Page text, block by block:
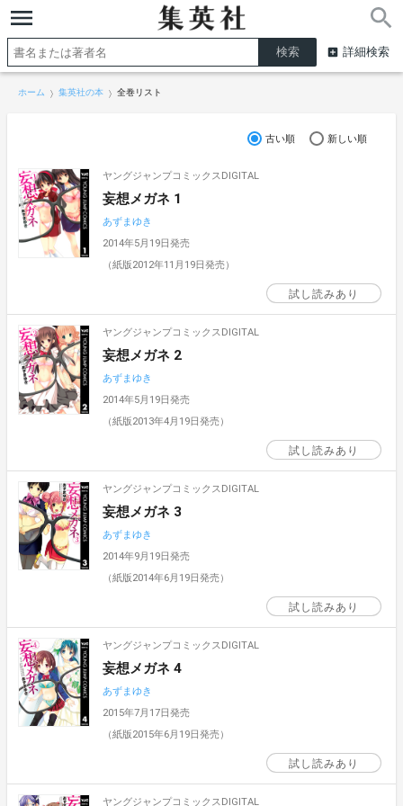
詳細検索
ホーム 集英社の本 全巻リスト
古い順 新しい順
ヤングジャンプコミックスDIGITAL
妄想メガネ 1
あずまゆき
2014年5月19日発売
（紙版2012年11月19日発売）
試し読みあり
ヤングジャンプコミックスDIGITAL
妄想メガネ 2
あずまゆき
2014年5月19日発売
（紙版2013年4月19日発売）
試し読みあり
ヤングジャンプコミックスDIGITAL
妄想メガネ 3
あずまゆき
2014年9月19日発売
（紙版2014年6月19日発売）
試し読みあり
ヤングジャンプコミックスDIGITAL
妄想メガネ 4
あずまゆき
2015年7月17日発売
（紙版2015年6月19日発売）
試し読みあり
ヤングジャンプコミックスDIGITAL